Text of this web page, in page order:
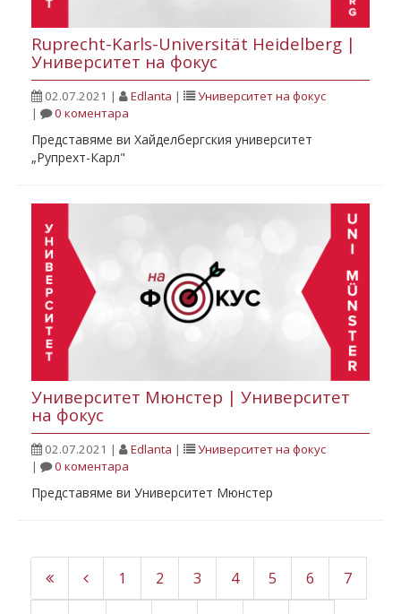
Ruprecht-Karls-Universität Heidelberg |
Университет на фокус
02.07.2021 | Edlanta |
Университет на фокус
|
0 коментара
Представяме ви Хайделбергския университет
„Рупрехт-Карл"
Университет Мюнстер | Университет
на фокус
02.07.2021 | Edlanta |
Университет на фокус
|
0 коментара
Представяме ви Университет Мюнстер
1 2 3 4 5 6 7